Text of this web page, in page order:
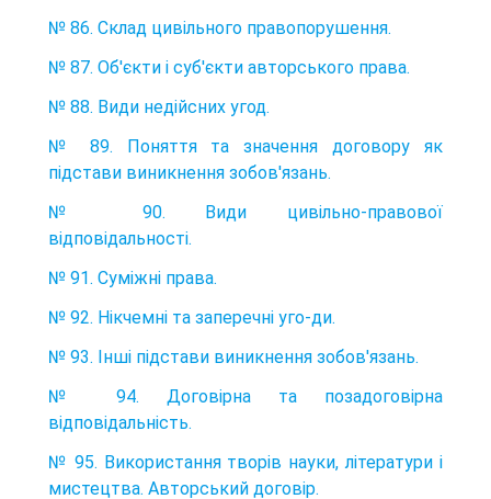
№ 86. Склад цивільного правопорушення.
№ 87. Об'єкти і суб'єкти авторського права.
№ 88. Види недійсних угод.
№ 89. Поняття та значення договору як
підстави виникнення зобов'язань.
№ 90. Види цивільно-правової
відповідальності.
№ 91. Суміжні права.
№ 92. Нікчемні та заперечні уго-ди.
№ 93. Інші підстави виникнення зобов'язань.
№ 94. Договірна та позадоговірна
відповідальність.
№ 95. Використання творів науки, літератури і
мистецтва. Авторський договір.